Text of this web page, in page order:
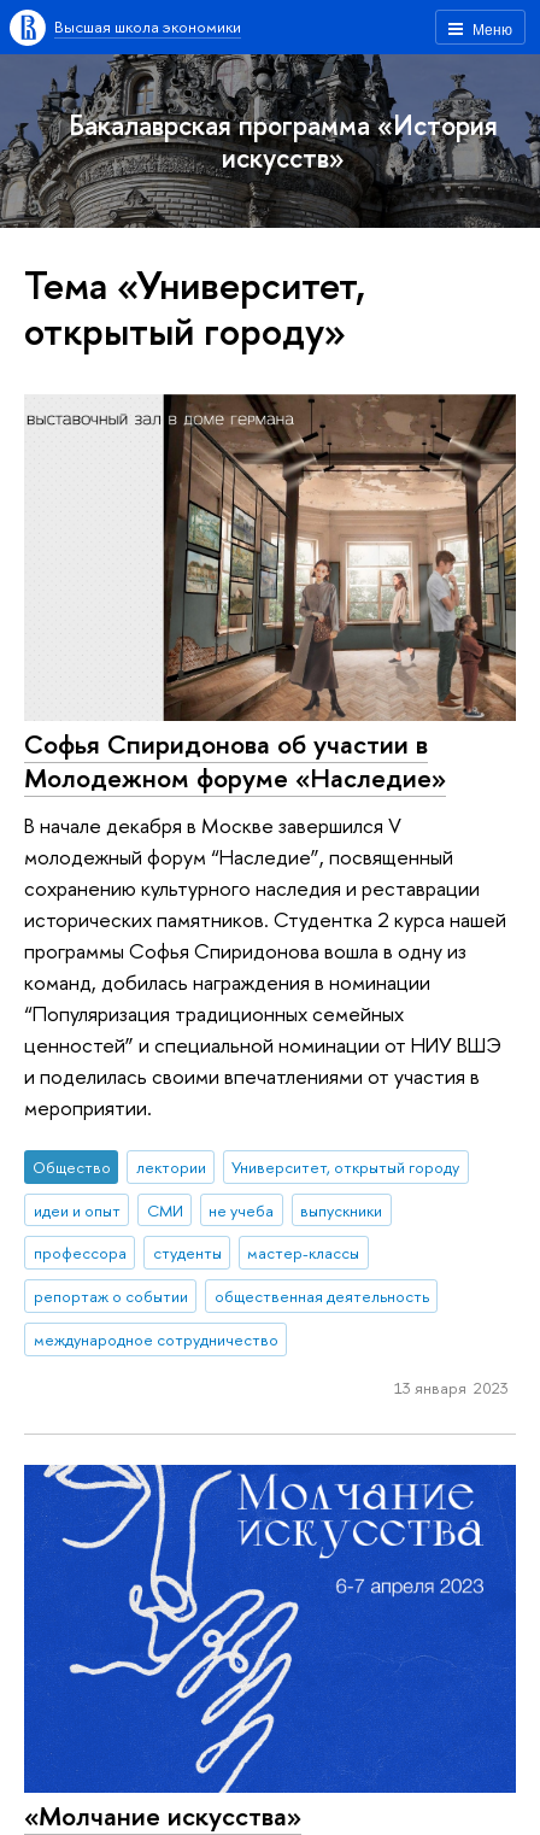
Меню
Высшая школа экономики
Бакалаврская программа «История
искусств»
Тема «Университет,
открытый городу»
Софья Спиридонова об участии в
Молодежном форуме «Наследие»
В начале декабря в Москве завершился V
молодежный форум “Наследие”, посвященный
сохранению культурного наследия и реставрации
исторических памятников. Студентка 2 курса нашей
программы Софья Спиридонова вошла в одну из
команд, добилась награждения в номинации
“Популяризация традиционных семейных
ценностей” и специальной номинации от НИУ ВШЭ
и поделилась своими впечатлениями от участия в
мероприятии.
Общество лектории
Университет, открытый городу
идеи и опыт
СМИ не учеба
выпускники
профессора
студенты
мастер-классы
репортаж о событии
общественная деятельность
международное сотрудничество
13 января 2023
«Молчание искусства»